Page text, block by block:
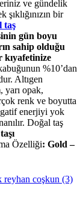
ve gündelik
bir
taş
gün boyu
sahip olduğu
kıyafetinize
%10’dan
Altıgen
yarı opak,
renk ve boyutta
enerjiyi yok
Doğal taş
Özelliği: Gold –